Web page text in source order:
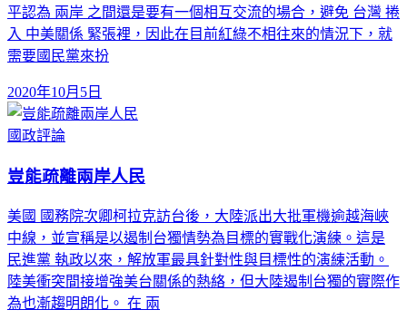
平認為 兩岸 之間還是要有一個相互交流的場合，避免 台灣 捲
入 中美關係 緊張裡，因此在目前紅綠不相往來的情況下，就
需要國民黨來扮
2020年10月5日
國政評論
豈能疏離兩岸人民
美國 國務院次卿柯拉克訪台後，大陸派出大批軍機逾越海峽
中線，並宣稱是以遏制台獨情勢為目標的實戰化演練。這是
民進黨 執政以來，解放軍最具針對性與目標性的演練活動。
陸美衝突間接增強美台關係的熱絡，但大陸遏制台獨的實際作
為也漸趨明朗化。 在 兩